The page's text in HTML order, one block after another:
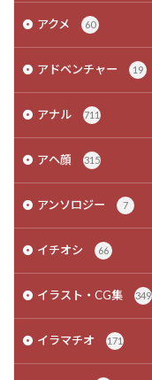
アクメ 60
アドベンチャー 19
アナル 711
アヘ顔 315
アンソロジー 7
イチオシ 66
イラスト・CG集 349
イラマチオ 171